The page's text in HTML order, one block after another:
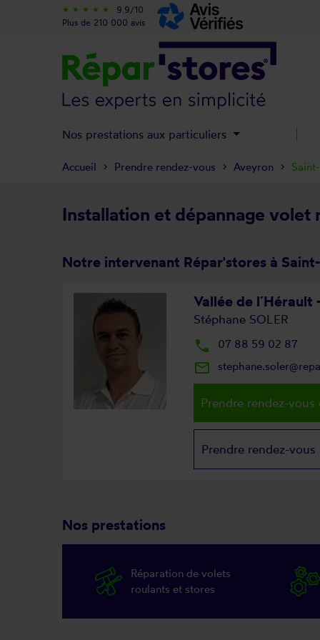
Installation et dépannage volet
Notre intervenant Répar'stores à
Vallée de
Stéphane SOLER
local_phone 07 88 59 02 87
mail_outline
Prendre rendez-vous
Prendre rendez-vous
Nos prestations
Réparation de volets
roulants et stores
Accueil Prendre rendez-vous Aveyron
star_rate star_rate star_rate star_rate star_rate
9.9/10
Plus de 210 000 avis
Nos prestations aux particuliers